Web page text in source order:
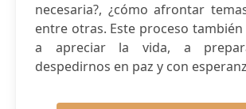
necesaria?, ¿cómo afrontar
entre otras. Este proceso
a apreciar la vida, a
despedirnos en paz y con